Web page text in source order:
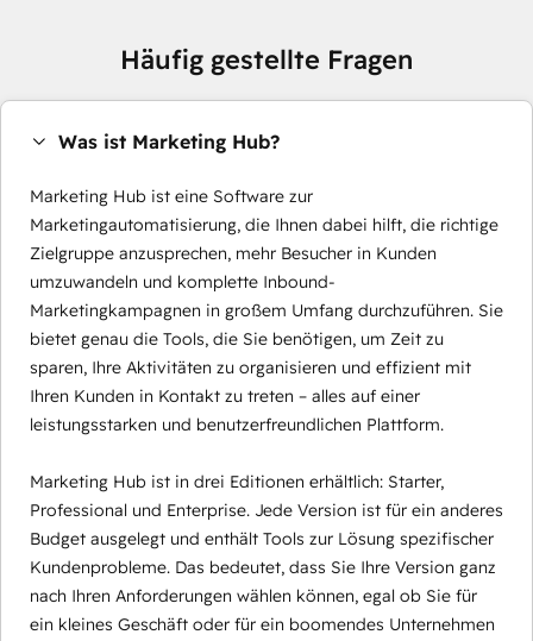
Häufig gestellte Fragen
Was ist Marketing Hub?
Marketing Hub ist eine Software zur
Marketingautomatisierung, die Ihnen dabei hilft, die richtige
Zielgruppe anzusprechen, mehr Besucher in Kunden
umzuwandeln und komplette Inbound-
Marketingkampagnen in großem Umfang durchzuführen. Sie
bietet genau die Tools, die Sie benötigen, um Zeit zu
sparen, Ihre Aktivitäten zu organisieren und effizient mit
Ihren Kunden in Kontakt zu treten – alles auf einer
leistungsstarken und benutzerfreundlichen Plattform.
Marketing Hub ist in drei Editionen erhältlich: Starter,
Professional und Enterprise. Jede Version ist für ein anderes
Budget ausgelegt und enthält Tools zur Lösung spezifischer
Kundenprobleme. Das bedeutet, dass Sie Ihre Version ganz
nach Ihren Anforderungen wählen können, egal ob Sie für
ein kleines Geschäft oder für ein boomendes Unternehmen